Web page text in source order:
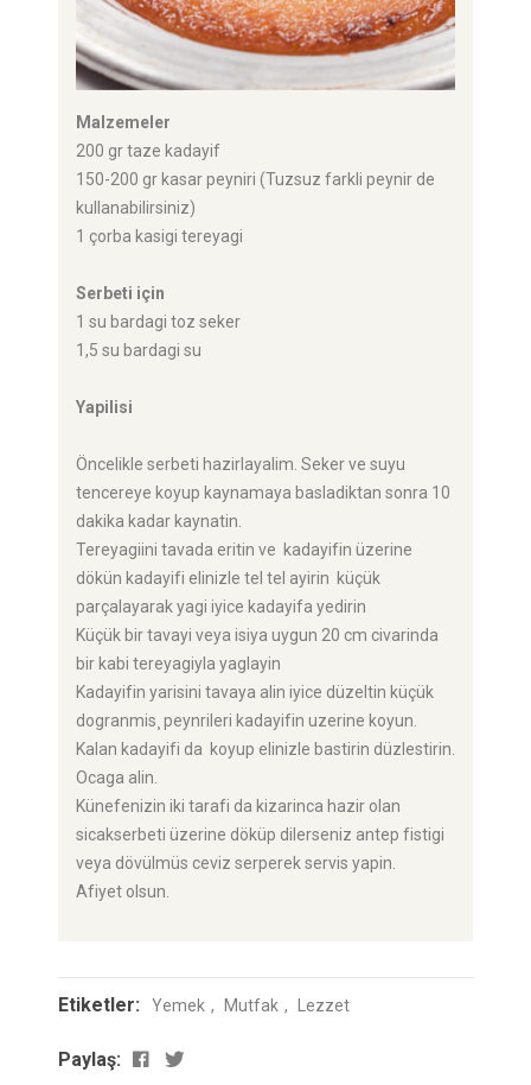
Malzemeler
200 gr taze kadayif
150-200 gr kasar peyniri (Tuzsuz farkli peynir de
kullanabilirsiniz)
1 çorba kasigi tereyagi
Serbeti için
1 su bardagi toz seker
1,5 su bardagi su
Yapilisi
Öncelikle serbeti hazirlayalim. Seker ve suyu
tencereye koyup kaynamaya basladiktan sonra 10
dakika kadar kaynatin.
Tereyagiini tavada eritin ve kadayifin üzerine
dökün kadayifi elinizle tel tel ayirin küçük
parçalayarak yagi iyice kadayifa yedirin
Küçük bir tavayi veya isiya uygun 20 cm civarinda
bir kabi tereyagiyla yaglayin
Kadayifin yarisini tavaya alin iyice düzeltin küçük
dogranmis¸ peynrileri kadayifin uzerine koyun.
Kalan kadayifi da koyup elinizle bastirin düzlestirin.
Ocaga alin.
Künefenizin iki tarafi da kizarinca hazir olan
sicakserbeti üzerine döküp dilerseniz antep fistigi
veya dövülmüs ceviz serperek servis yapin.
Afiyet olsun.
Etiketler: Yemek Mutfak Lezzet
Paylaş: